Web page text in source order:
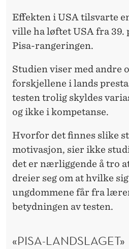
Effekten i USA tilsvarte
ville ha løftet USA fra 39.
Pisa-rangeringen.
Studien viser med andre
forskjellene i lands
testen trolig skyldes
og ikke i kompetanse.
Hvorfor det finnes slike
motivasjon, sier ikke
det er nærliggende å tro
dreier seg om at hvilke
ungdommene får fra
betydningen av testen.
«PISA-LANDSLAGET»